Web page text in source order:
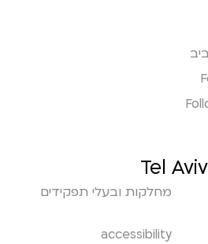
Tel
מחלקות ובעלי תפקידים
accessibility